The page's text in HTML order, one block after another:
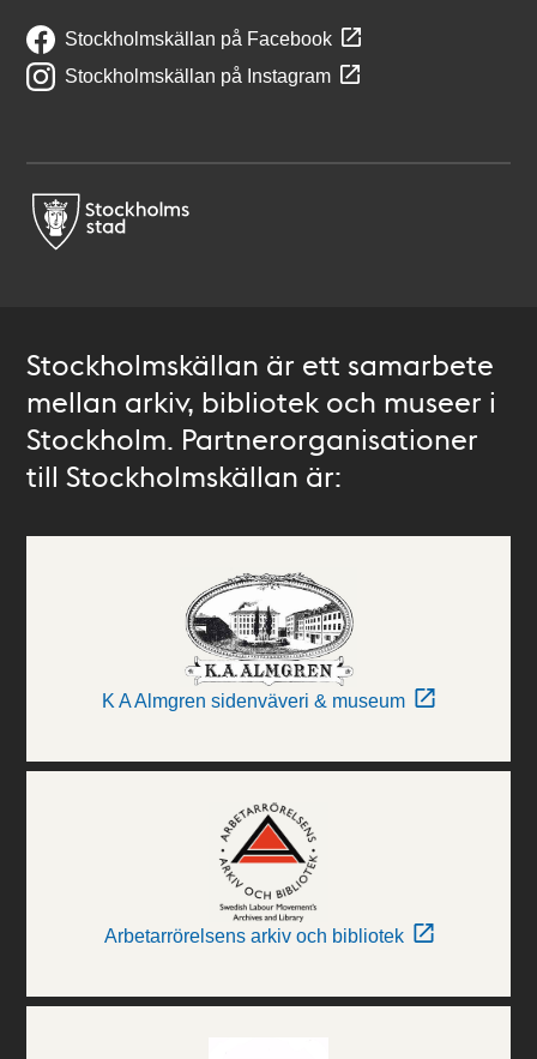
Stockholmskällan på Facebook
Stockholmskällan på Instagram
Stockholmskällan är ett samarbete
mellan arkiv, bibliotek och museer i
Stockholm. Partnerorganisationer
till Stockholmskällan är:
K A Almgren sidenväveri & museum
Arbetarrörelsens arkiv och bibliotek